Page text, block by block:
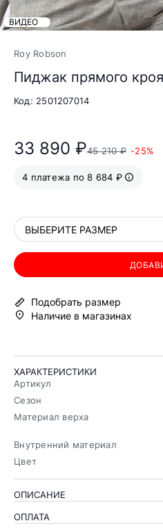
ВИДЕО
Roy Robson
Пиджак прямого
Код: 2501207014
33 890 ₽45 210 ₽ -25%
4 платежа по 8 684 ₽
ВЫБЕРИТЕ РАЗМЕР
Подобрать размер
Наличие в магазинах
ХАРАКТЕРИСТИКИ
Артикул
Сезон
Материал верха
Внутренний материал
Цвет
ОПИСАНИЕ
ОПЛАТА